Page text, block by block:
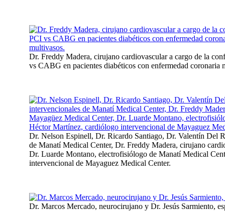
Dr. Freddy Madera, cirujano cardiovascular a cargo de la
vs CABG en pacientes diabéticos con enfermedad coronaria
Dr. Nelson Espinell, Dr. Ricardo Santiago, Dr. Valentín Del
de Manatí Medical Center, Dr. Freddy Madera, cirujano
Dr. Luarde Montano, electrofisiólogo de Manatí Medical
intervencional de Mayaguez Medical Center.
Dr. Marcos Mercado, neurocirujano y Dr. Jesús Sarmiento,